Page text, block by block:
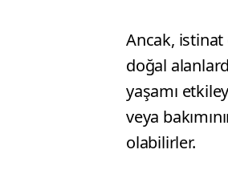
Ancak, istinat
doğal
yaşamı
veya
olabilirler.